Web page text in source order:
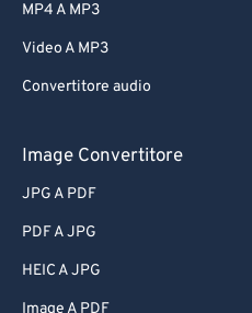
MP4 A MP3
Video A MP3
Convertitore audio
Image Convertitore
JPG A PDF
PDF A JPG
HEIC A JPG
Image A PDF